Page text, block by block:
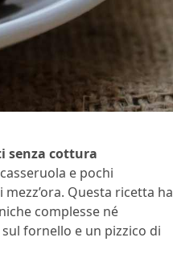
senza cottura
e pochi
Questa ricetta ha
complesse né
fornello e un pizzico di